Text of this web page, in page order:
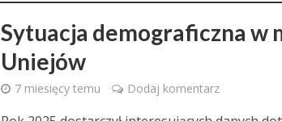
Sytuacja demograficzna w
Uniejów
7 miesięcy temu Dodaj komentarz